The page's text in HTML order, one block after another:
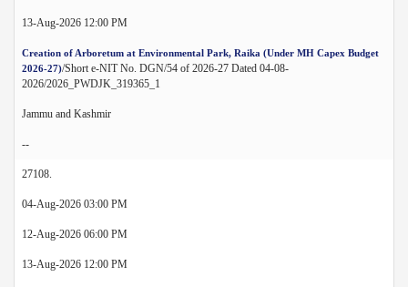
13-Aug-2026 12:00 PM
Creation of Arboretum at Environmental Park, Raika (Under MH Capex Budget
2026-27)/Short e-NIT No. DGN/54 of 2026-27 Dated 04-08-
2026/2026_PWDJK_319365_1
Jammu and Kashmir
--
27108.
04-Aug-2026 03:00 PM
12-Aug-2026 06:00 PM
13-Aug-2026 12:00 PM